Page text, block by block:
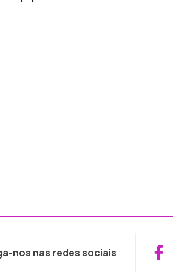
nos nas redes sociais